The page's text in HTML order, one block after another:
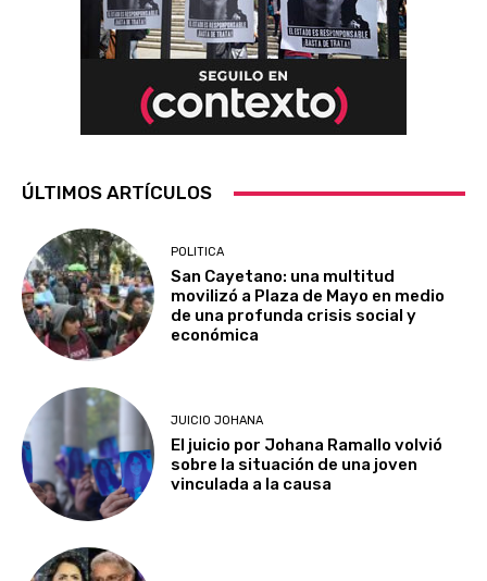
ÚLTIMOS ARTÍCULOS
POLITICA
San Cayetano: una multitud
movilizó a Plaza de Mayo en medio
de una profunda crisis social y
económica
JUICIO JOHANA
El juicio por Johana Ramallo volvió
sobre la situación de una joven
vinculada a la causa